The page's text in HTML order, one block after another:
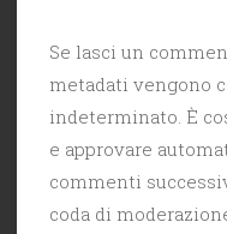
Se lasci un
metadati vengono
indeterminato. È
e approvare
commenti
coda di